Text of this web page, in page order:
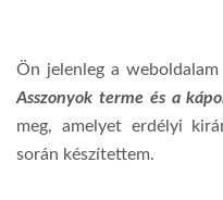
Ön jelenleg a
Asszonyok terme és a
meg, amelyet erdélyi
során készítettem.